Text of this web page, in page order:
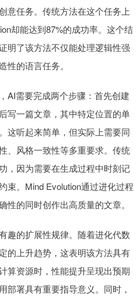
意任务。传统方法在这个任务上
却能达到87%的成功率。这个结
明了该方法不仅能处理逻辑性强
性的语言任务。
AI需要完成两个步骤：首先创建
写一篇文章，其中特定位置的单
这听起来简单，但实际上需要同
、风格一致性等多重要求。传统
，因为需要在生成过程中时刻记
束。Mind Evolution通过进化过程
的同时创作出高质量的文章。
趣的扩展性规律。随着进化代数
的上升趋势，这表明该方法具有
算资源时，性能提升呈现出预期
部署具有重要指导意义。同时，